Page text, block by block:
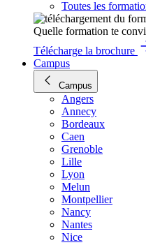
Toutes les
Quelle formation te
Télécharge la brochure
Campus
Campus
Angers
Annecy
Bordeaux
Caen
Grenoble
Lille
Lyon
Melun
Montpellier
Nancy
Nantes
Nice